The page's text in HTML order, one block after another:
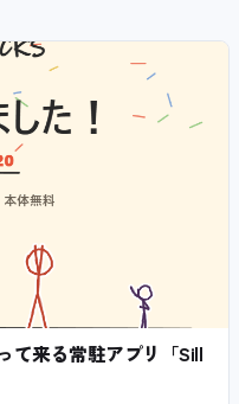
て来る常駐アプリ「Sill